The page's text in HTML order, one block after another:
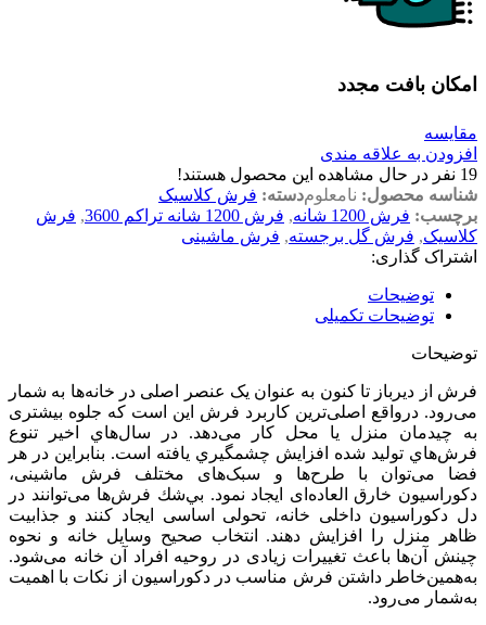
امکان بافت مجدد
مقایسه
افزودن به علاقه مندی
19 نفر در حال مشاهده این محصول هستند!
شناسه محصول: نامعلومدسته: فرش کلاسیک
برچسب: فرش 1200 شانه , فرش 1200 شانه تراکم 3600 , فرش
کلاسیک, فرش گل برجسته, فرش ماشینی
اشتراک گذاری:
توضیحات
توضیحات تکمیلی
توضیحات
فرش از دیرباز تا کنون به عنوان یک عنصر اصلی در خانه‌ها به شمار
می‌رود. درواقع اصلی‌ترین کاربرد فرش این است که جلوه بیشتری
به چیدمان منزل یا محل کار می‌دهد. در سال‌هاي اخير تنوع
فرش‌هاي توليد شده افزايش چشمگيري يافته است. بنابراين در هر
فضا می‌توان با طرح‌ها و سبک‌های مختلف فرش ماشینی،
دکوراسیون خارق العاده‌ای ایجاد نمود. بي‌شك فرش‌ها می‌توانند در
دل دکوراسیون داخلی خانه، تحولی اساسی ایجاد کنند و جذابيت
ظاهر منزل را افزايش دهند. انتخاب صحیح وسایل خانه و نحوه
چینش آن‌ها باعث تغییرات زیادی در روحیه افراد آن خانه می‌شود.
به‌همین‌خاطر داشتن فرش مناسب در دکوراسیون از نکات با اهمیت
به‌شمار می‌رود.